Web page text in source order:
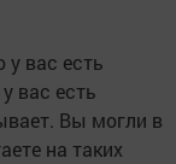
вас есть
вас есть
Вы могли в
на таких